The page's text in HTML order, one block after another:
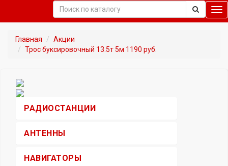
Главная
Акции
Трос буксировочный 13.5т 5м 1190 руб.
РАДИОСТАНЦИИ
АНТЕННЫ
НАВИГАТОРЫ